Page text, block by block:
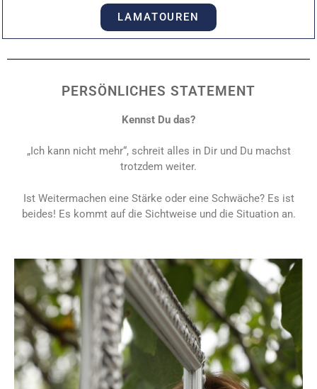
LAMATOUREN
PERSÖNLICHES STATEMENT
Kennst Du das?
„Ich kann nicht mehr“, schreit alles in Dir und Du machst
trotzdem weiter.
Ist Weitermachen eine Stärke oder eine Schwäche? Es ist
beides! Es kommt auf die Sichtweise und die Situation an.